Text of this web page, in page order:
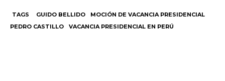
TAGS GUIDO BELLIDO
MOCIÓN DE VACANCIA PRESIDENCIAL
PEDRO CASTILLO
VACANCIA PRESIDENCIAL EN PERÚ